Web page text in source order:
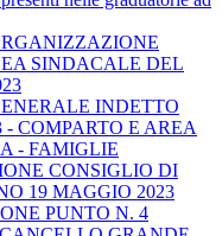
SINDACALE DEL
INDETTO
COMPARTO E AREA
- FAMIGLIE
CONSIGLIO DI
19 MAGGIO 2023
PUNTO N. 4